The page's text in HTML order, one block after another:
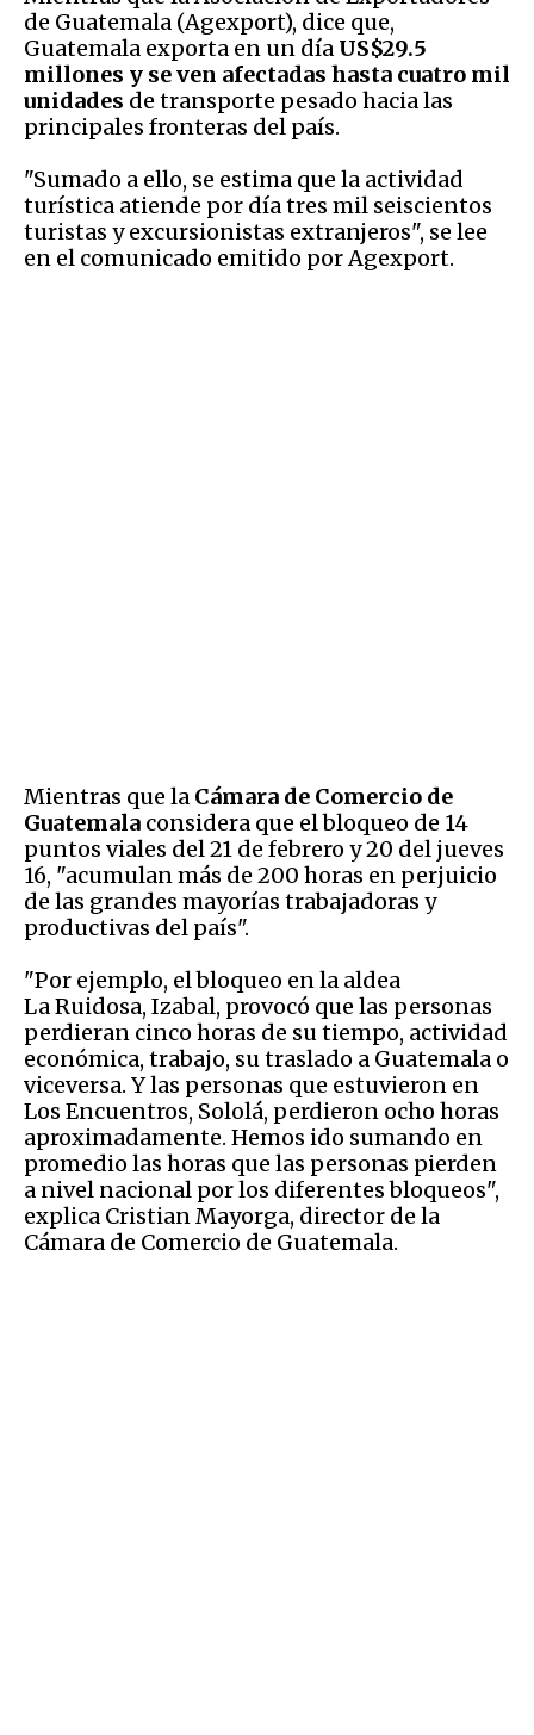
de Guatemala (Agexport), dice que,
Guatemala exporta en un día US$29.5
millones y se ven afectadas hasta cuatro mil
unidades de transporte pesado hacia las
principales fronteras del país.
"Sumado a ello, se estima que la actividad
turística atiende por día tres mil seiscientos
turistas y excursionistas extranjeros", se lee
en el comunicado emitido por Agexport.
Mientras que la Cámara de Comercio de
Guatemala considera que el bloqueo de 14
puntos viales del 21 de febrero y 20 del jueves
16, "acumulan más de 200 horas en perjuicio
de las grandes mayorías trabajadoras y
productivas del país".
"Por ejemplo, el bloqueo en la aldea
La Ruidosa, Izabal, provocó que las personas
perdieran cinco horas de su tiempo, actividad
económica, trabajo, su traslado a Guatemala o
viceversa. Y las personas que estuvieron en
Los Encuentros, Sololá, perdieron ocho horas
aproximadamente. Hemos ido sumando en
promedio las horas que las personas pierden
a nivel nacional por los diferentes bloqueos",
explica Cristian Mayorga, director de la
Cámara de Comercio de Guatemala.